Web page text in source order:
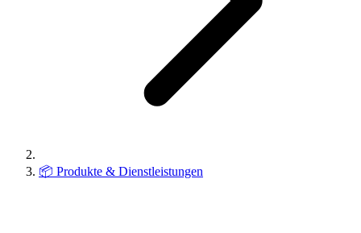
📦 Produkte & Dienstleistungen